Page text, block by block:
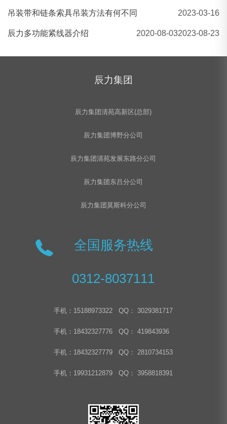
2023-03-16
吊装带和链条索具吊装方法有何不同
2023-08-23
辰力​多功能紧线器介绍 2020-08-03
辰力集团
辰力集团清苑高新区(总部)
辰力集团博野分公司
辰力集团清苑发展东路分公司
辰力集团东吕分公司
辰力集团莫斯科分公司
全国服务热线
0312-8037111
手机：15188973322 QQ： 3029381717
手机：18432327776 QQ： 419843936
手机：18432327779 QQ： 2810734153
手机：19931212879 QQ： 3958818391